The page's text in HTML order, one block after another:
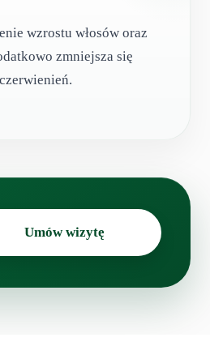
wzrostu włosów oraz
zmniejsza się
Umów wizytę